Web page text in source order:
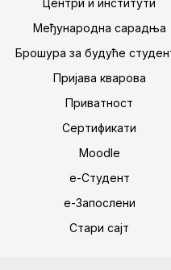
Центри и институти
Међународна сарадња
Брошура за будуће
Пријава кварова
Приватност
Сертификати
Moodle
е-Студент
е-Запослени
Стари сајт